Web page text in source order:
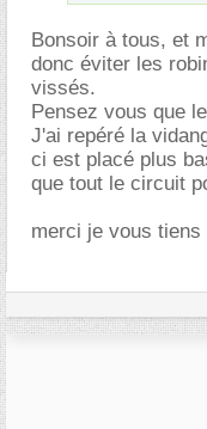
Bonsoir à tous, et
donc éviter les
vissés.
Pensez vous que
J'ai repéré la
ci est placé plus
que tout le circuit
merci je vous tiens